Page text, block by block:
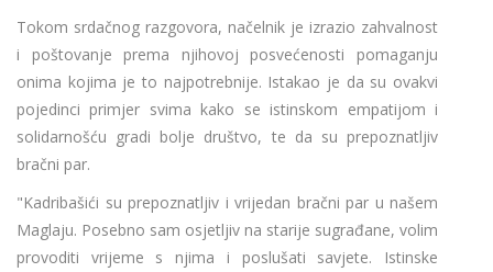
Tokom srdačnog razgovora, načelnik je izrazio zahvalnost
i poštovanje prema njihovoj posvećenosti pomaganju
onima kojima je to najpotrebnije. Istakao je da su ovakvi
pojedinci primjer svima kako se istinskom empatijom i
solidarnošću gradi bolje društvo, te da su prepoznatljiv
bračni par.
"Kadribašići su prepoznatljiv i vrijedan bračni par u našem
Maglaju. Posebno sam osjetljiv na starije sugrađane, volim
provoditi vrijeme s njima i poslušati savjete. Istinske